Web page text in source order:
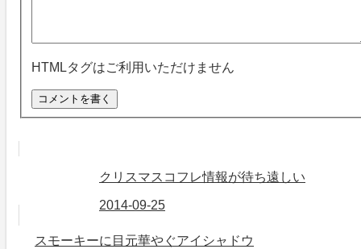
HTMLタグはご利用いただけません
クリスマスコフレ情報が待ち遠しい
2014-09-25
スモーキーに目元華やぐアイシャドウ